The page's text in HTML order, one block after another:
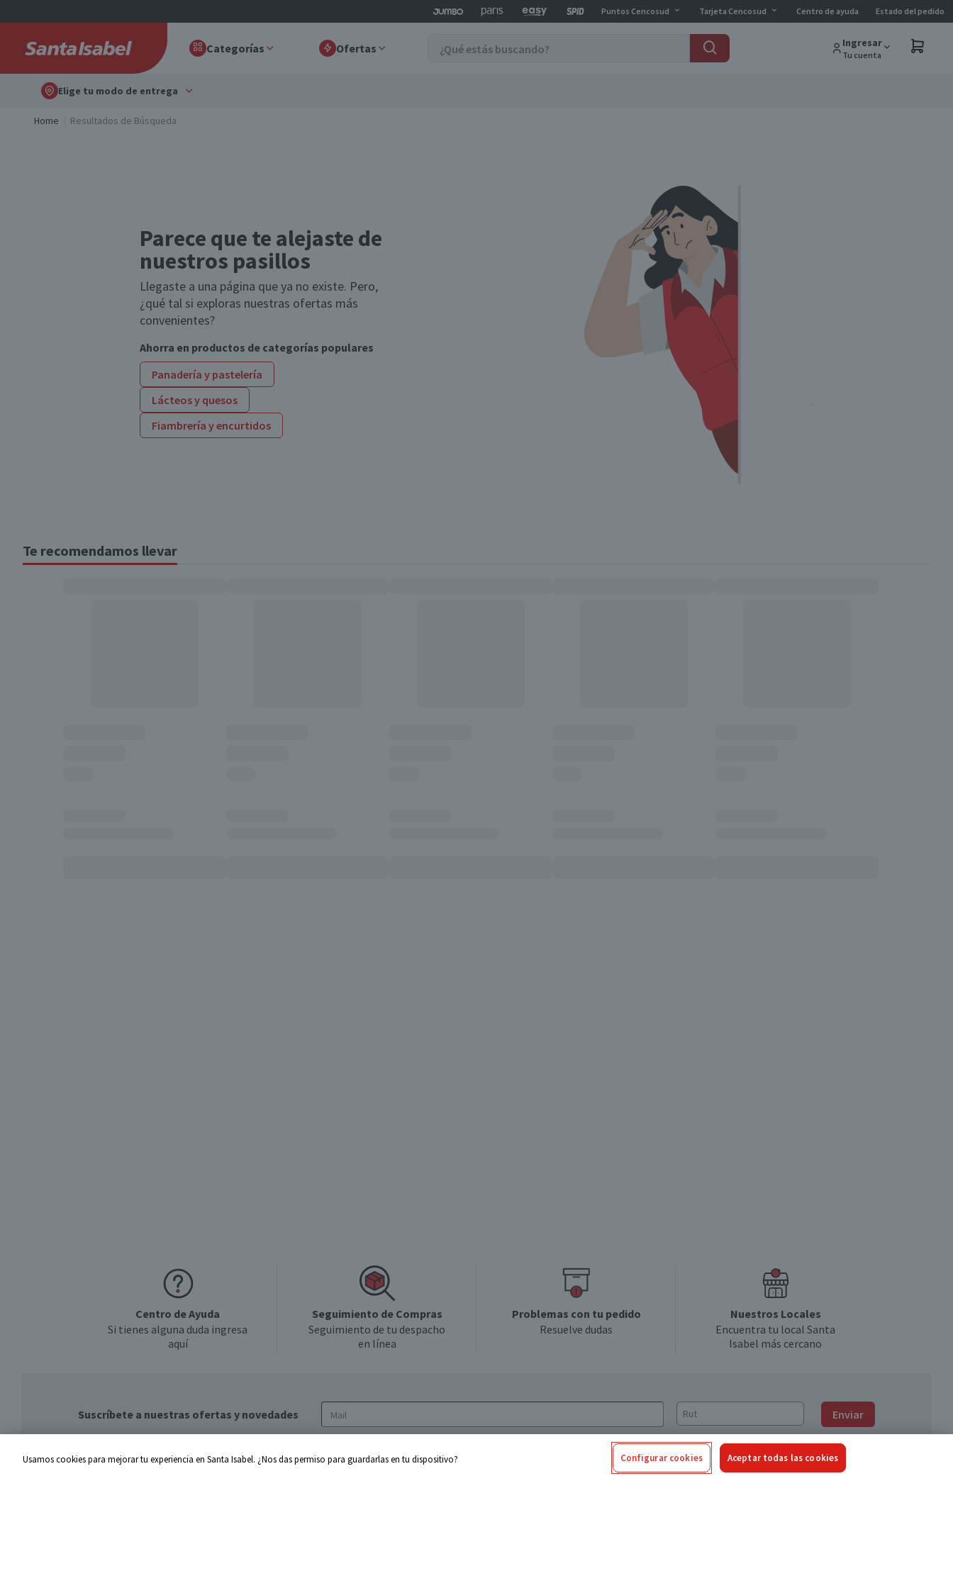
Puntos Cencosud Tarjeta Cencosud Centro de ayuda Estado del pedido
Categorías Ofertas Ingresar
Tu cuenta
Elige tu modo de entrega
Home Resultados de Búsqueda
Parece que te alejaste de
nuestros pasillos
Llegaste a una página que ya no existe. Pero,
¿qué tal si exploras nuestras ofertas más
convenientes?
Ahorra en productos de categorías populares
Panadería y pastelería
Lácteos y quesos
Fiambrería y encurtidos
Te recomendamos llevar
Centro de Ayuda
Si tienes alguna duda ingresa
aquí
Seguimiento de Compras
Seguimiento de tu despacho
en línea
Problemas con tu pedido
Resuelve dudas
Nuestros Locales
Encuentra tu local Santa
Isabel más cercano
Suscríbete a nuestras ofertas y novedades Enviar
de privacidad y de tratamiento de datos
Usamos cookies para mejorar tu experiencia en Santa Isabel. ¿Nos das permiso para guardarlas en tu dispositivo? Configurar cookies Aceptar todas las cookies